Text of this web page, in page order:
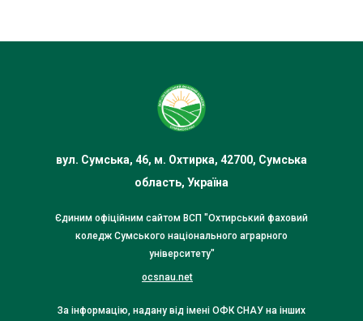
вул. Сумська, 46, м. Охтирка, 42700, Сумська
область, Україна
Єдиним офіційним сайтом ВСП "Охтирський фаховий
коледж Сумського національного аграрного
університету"
ocsnau.net
За інформацію, надану від імені ОФК СНАУ на інших